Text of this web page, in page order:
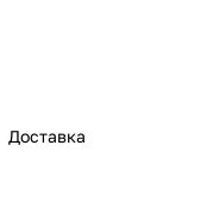
Доставка